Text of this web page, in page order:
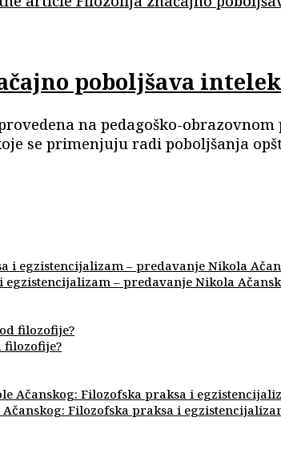
poboljšava
na pedagoško-
se primenjuju radi poboljšanja
egzistencijalizam – predavanje Nikola
filozofije?
Filozofska praksa i